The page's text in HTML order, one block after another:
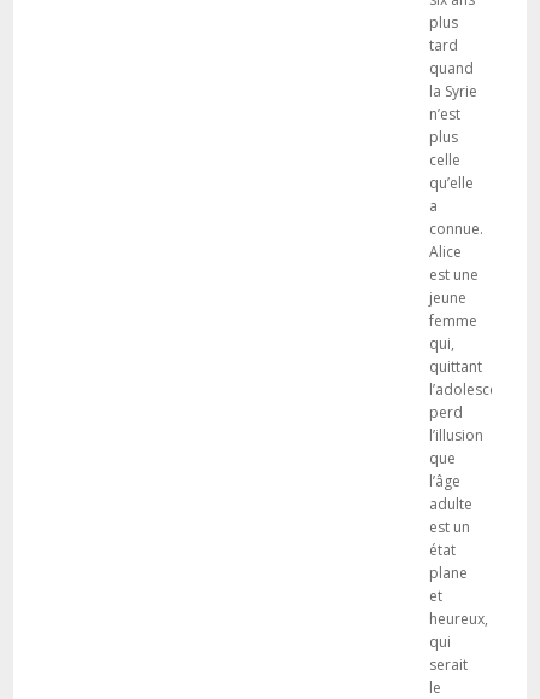
plus
tard
quand
la Syrie
n’est
plus
celle
qu’elle
a
connue.
Alice
est une
jeune
femme
qui,
quittant
l’adolescence,
perd
l’illusion
que
l’âge
adulte
est un
état
plane
et
heureux,
qui
serait
le